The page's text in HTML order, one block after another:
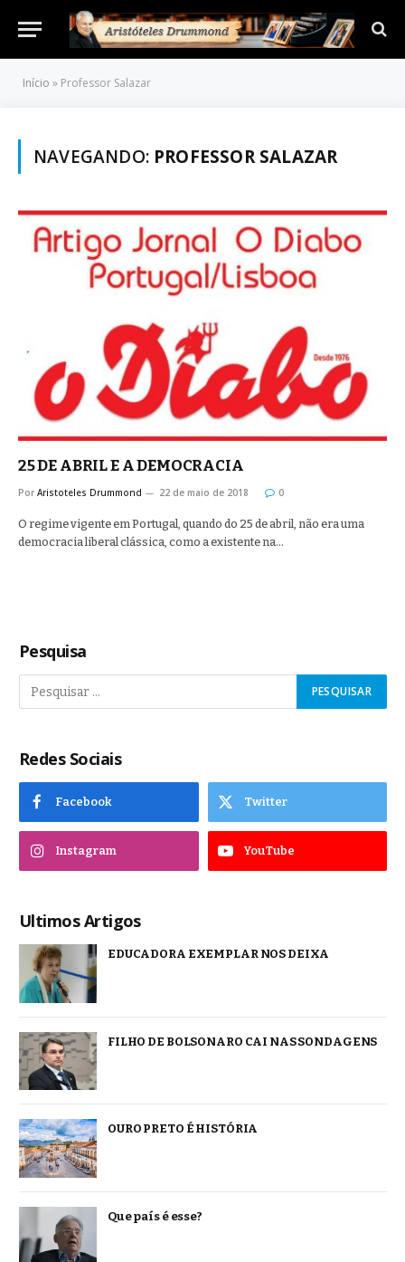
Início » Professor Salazar
NAVEGANDO: PROFESSOR SALAZAR
25 DE ABRIL E A DEMOCRACIA
Por Aristoteles Drummond 22 de maio de 2018 0
O regime vigente em Portugal, quando do 25 de abril, não era uma
democracia liberal clássica, como a existente na…
Pesquisa
Redes Sociais
Facebook Twitter
Instagram YouTube
Ultimos Artigos
EDUCADORA EXEMPLAR NOS DEIXA
FILHO DE BOLSONARO CAI NAS SONDAGENS
OURO PRETO É HISTÓRIA
Que país é esse?